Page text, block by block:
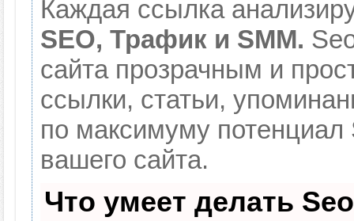
Каждая ссылка
SEO, Трафик и SMM.
сайта прозрачным и
ссылки, статьи,
по максимуму
вашего сайта.
Что умеет делать